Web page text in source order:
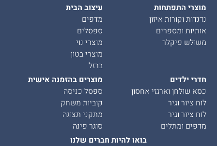
מוצרי התפתחות
נדנדות וקורות איזון
אותיות ומספרים
משולש פיקלר
עיצוב הבית
מדפים
ספסלים
מוצרי נוי
מוצרי בטון
ברזל
חדרי ילדים
כסא שולחן וארגזי אחסון
לוח ציור וגיר
לוח ציור וגיר
מדפים ומתלים
מוצרים בהזמנה אישית
ספסל כניסה
קוביות משחק
מתקני תצוגה
סוגר פינה
בואו להיות חברים שלנו